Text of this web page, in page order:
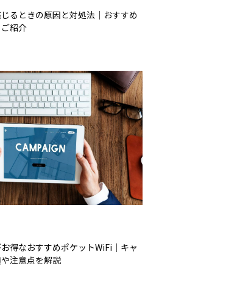
るときの原因と対処法｜おすすめ
紹介
得なおすすめポケットWiFi｜キャ
注意点を解説